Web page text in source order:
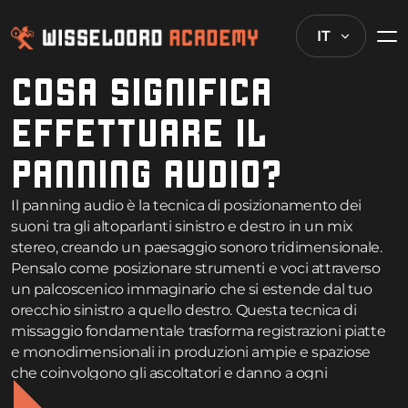
IT
COSA SIGNIFICA
EFFETTUARE IL
PANNING AUDIO?
Il panning audio è la tecnica di posizionamento dei
suoni tra gli altoparlanti sinistro e destro in un mix
stereo, creando un paesaggio sonoro tridimensionale.
Pensalo come posizionare strumenti e voci attraverso
un palcoscenico immaginario che si estende dal tuo
orecchio sinistro a quello destro. Questa tecnica di
missaggio fondamentale trasforma registrazioni piatte
e monodimensionali in produzioni ampie e spaziose
che coinvolgono gli ascoltatori e danno a ogni
elemento il proprio spazio per respirare.